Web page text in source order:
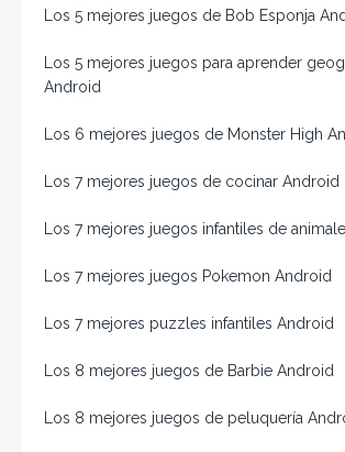
Los 5 mejores juegos de Bob Esponja
Los 5 mejores juegos para aprender
Android
Los 6 mejores juegos de Monster High
Los 7 mejores juegos de cocinar Android
Los 7 mejores juegos infantiles de
Los 7 mejores juegos Pokemon Android
Los 7 mejores puzzles infantiles Android
Los 8 mejores juegos de Barbie Android
Los 8 mejores juegos de peluquería